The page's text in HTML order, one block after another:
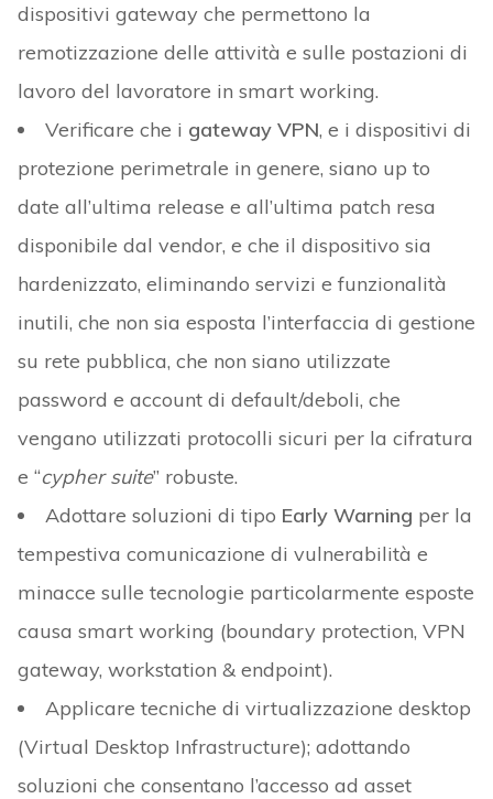
dispositivi gateway che permettono la
remotizzazione delle attività e sulle postazioni di
lavoro del lavoratore in smart working.
Verificare che i gateway VPN, e i dispositivi di
protezione perimetrale in genere, siano up to
date all’ultima release e all’ultima patch resa
disponibile dal vendor, e che il dispositivo sia
hardenizzato, eliminando servizi e funzionalità
inutili, che non sia esposta l’interfaccia di gestione
su rete pubblica, che non siano utilizzate
password e account di default/deboli, che
vengano utilizzati protocolli sicuri per la cifratura
e “cypher suite” robuste.
Adottare soluzioni di tipo Early Warning per la
tempestiva comunicazione di vulnerabilità e
minacce sulle tecnologie particolarmente esposte
causa smart working (boundary protection, VPN
gateway, workstation & endpoint).
Applicare tecniche di virtualizzazione desktop
(Virtual Desktop Infrastructure); adottando
soluzioni che consentano l’accesso ad asset